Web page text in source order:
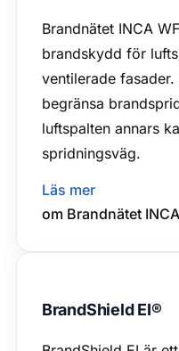
Brandnätet INCA
brandskydd för
ventilerade
begränsa
luftspalten annars
spridningsväg.
Läs mer
om Brandnätet
BrandShield EI®